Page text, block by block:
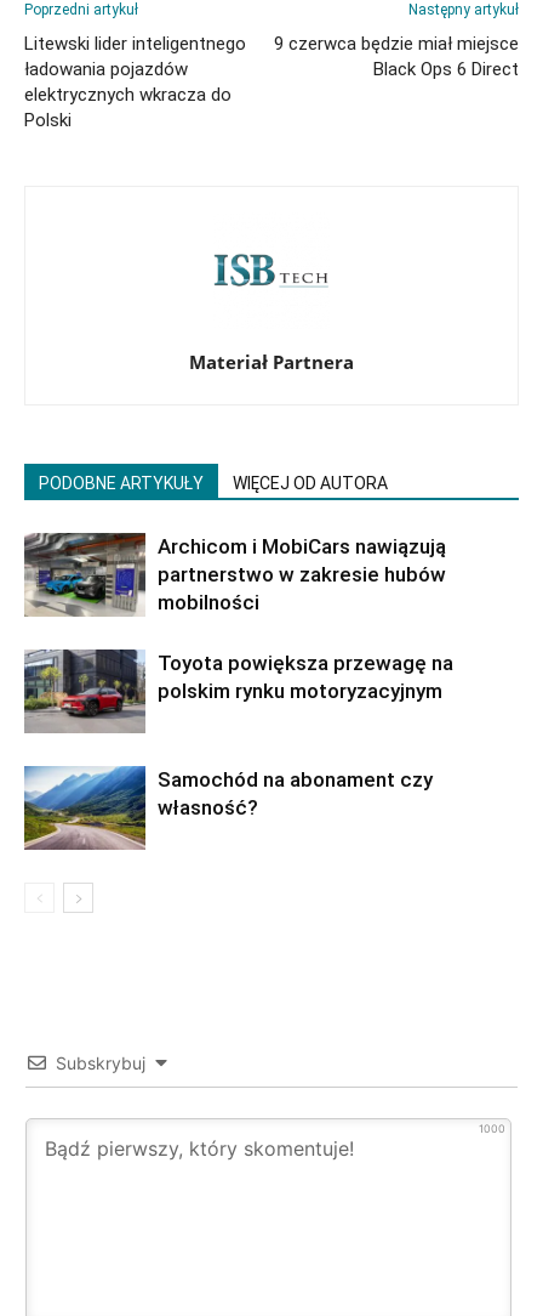
Poprzedni artykuł
Litewski lider inteligentnego
ładowania pojazdów
elektrycznych wkracza do
Polski
Następny artykuł
9 czerwca będzie miał miejsce
Black Ops 6 Direct
Materiał Partnera
PODOBNE ARTYKUŁY WIĘCEJ OD AUTORA
Archicom i MobiCars nawiązują
partnerstwo w zakresie hubów
mobilności
Toyota powiększa przewagę na
polskim rynku motoryzacyjnym
Samochód na abonament czy
własność?
Subskrybuj
1000